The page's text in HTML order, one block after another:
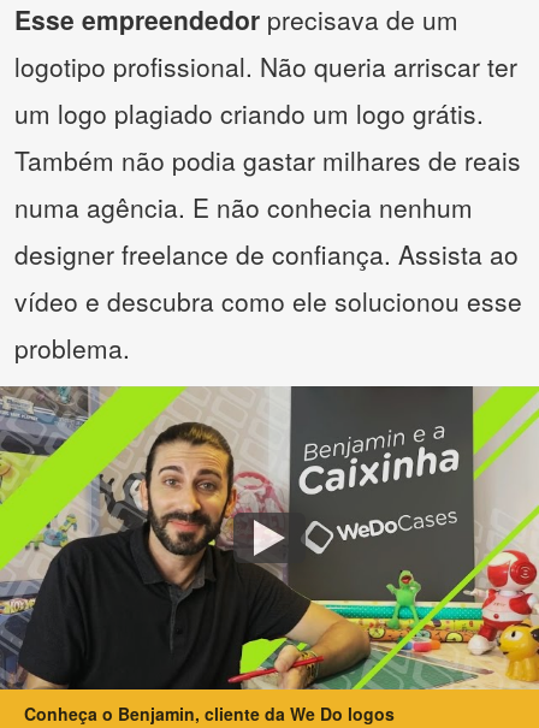
Esse empreendedor precisava de um
logotipo profissional. Não queria arriscar ter
um logo plagiado criando um logo grátis.
Também não podia gastar milhares de reais
numa agência. E não conhecia nenhum
designer freelance de confiança. Assista ao
vídeo e descubra como ele solucionou esse
problema.
Conheça o Benjamin, cliente da We Do logos